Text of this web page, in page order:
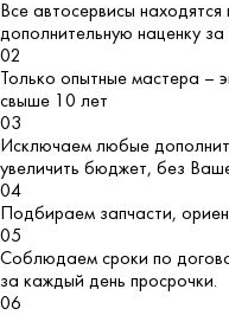
Все автосервисы
дополнительную наценку
02
Только опытные мастера –
свыше 10 лет
03
Исключаем любые
увеличить бюджет, без
04
Подбираем запчасти,
05
Соблюдаем сроки по
за каждый день просрочки.
06